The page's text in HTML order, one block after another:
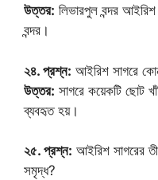
উত্তর: লিভারপুল বন্দর
বন্দর।
২৪. প্রশ্ন: আইরিশ সাগরে
উত্তর: সাগরে কয়েকটি ছোট
ব্যবহৃত হয়।
২৫. প্রশ্ন: আইরিশ সাগরের
সমৃদ্ধ?